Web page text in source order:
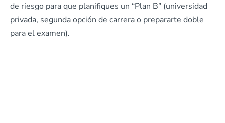
de riesgo para que planifiques un “Plan B” (universidad
privada, segunda opción de carrera o prepararte doble
para el examen).